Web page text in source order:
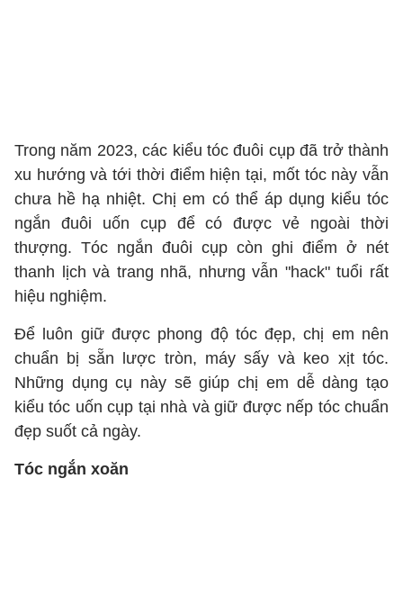
Trong năm 2023, các kiểu tóc đuôi cụp đã trở thành
xu hướng và tới thời điểm hiện tại, mốt tóc này vẫn
chưa hề hạ nhiệt. Chị em có thể áp dụng kiểu tóc
ngắn đuôi uốn cụp để có được vẻ ngoài thời
thượng. Tóc ngắn đuôi cụp còn ghi điểm ở nét
thanh lịch và trang nhã, nhưng vẫn "hack" tuổi rất
hiệu nghiệm.
Để luôn giữ được phong độ tóc đẹp, chị em nên
chuẩn bị sẵn lược tròn, máy sấy và keo xịt tóc.
Những dụng cụ này sẽ giúp chị em dễ dàng tạo
kiểu tóc uốn cụp tại nhà và giữ được nếp tóc chuẩn
đẹp suốt cả ngày.
Tóc ngắn xoăn